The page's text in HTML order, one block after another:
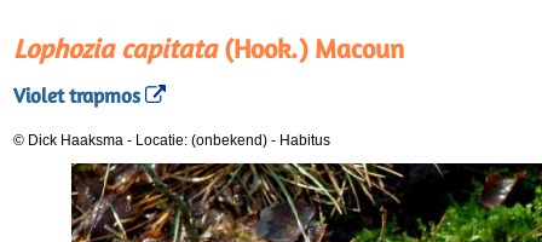
Lophozia capitata(Hook.) Macoun
Violet trapmos
© Dick Haaksma - Locatie: (onbekend) - Habitus